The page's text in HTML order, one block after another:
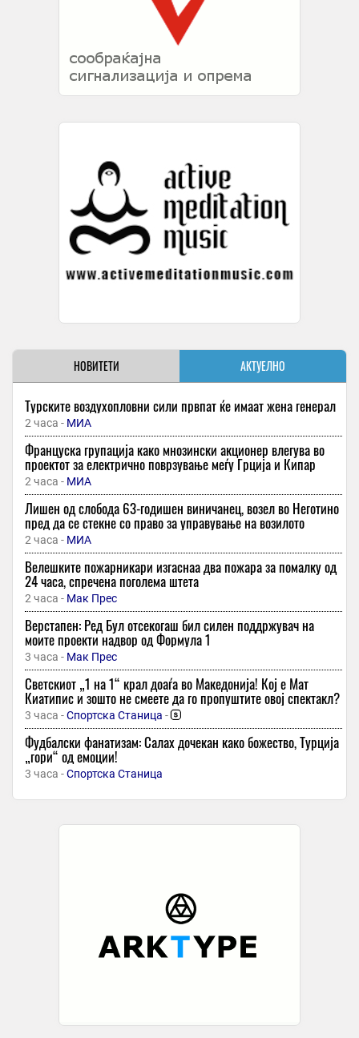
НОВИТЕТИ АКТУЕЛНО
Турските воздухопловни сили првпат ќе имаат жена генерал
2 часа - МИА
Француска групација како мнозински акционер влегува во
проектот за електрично поврзување меѓу Грција и Кипар
2 часа - МИА
Лишен од слобода 63-годишен виничанец, возел во Неготино
пред да се стекне со право за управување на возилото
2 часа - МИА
Велешките пожарникари изгаснаа два пожара за помалку од
24 часа, спречена поголема штета
2 часа - Мак Прес
Верстапен: Ред Бул отсекогаш бил силен поддржувач на
моите проекти надвор од Формула 1
3 часа - Мак Прес
Светскиот „1 на 1“ крал доаѓа во Македонија! Кој е Мат
Киатипис и зошто не смеете да го пропуштите овој спектакл?
3 часа -Спортска Станица -
Фудбалски фанатизам: Салах дочекан како божество, Турција
„гори“ од емоции!
3 часа -Спортска Станица
Дејвид Греј: За да се победи Шкендија, мора да бидеме на
ТМРО: Владата да не дозволува андимакедонски
одбележувања на нејзина територија